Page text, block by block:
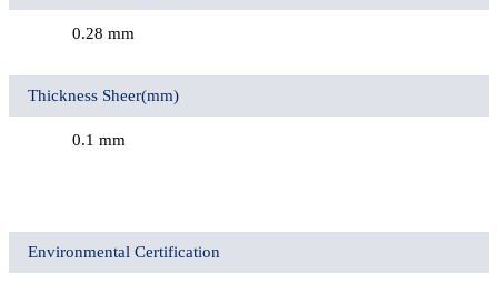
0.28 mm
Thickness Sheer(mm)
0.1 mm
Environmental Certification